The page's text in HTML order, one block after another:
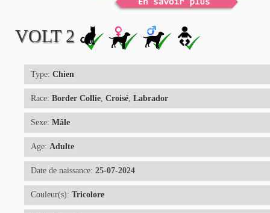
VOLT 2
Type:Chien
Race:Border Collie ,Croisé ,Labrador
Sexe:Mâle
Age:Adulte
Date de naissance: 25-07-2024
Couleur(s):Tricolore